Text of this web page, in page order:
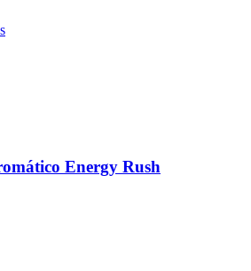
Energy Rush